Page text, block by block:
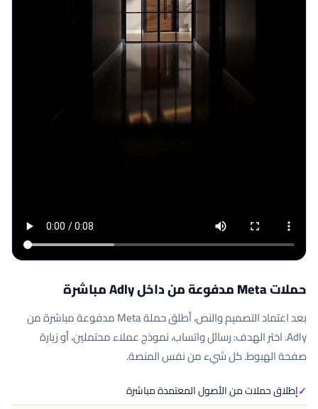
حملات Meta مدفوعة من داخل Adly مباشرة
بعد اعتماد التصميم والنص، أطلق حملة Meta مدفوعة مباشرة من
Adly. اختر الهدف: رسائل واتساب، نموذج عملاء محتملين، أو زيارة
صفحة الهبوط. كل شيء من نفس المنصة.
إطلاق حملات من الأصول المعتمدة مباشرة